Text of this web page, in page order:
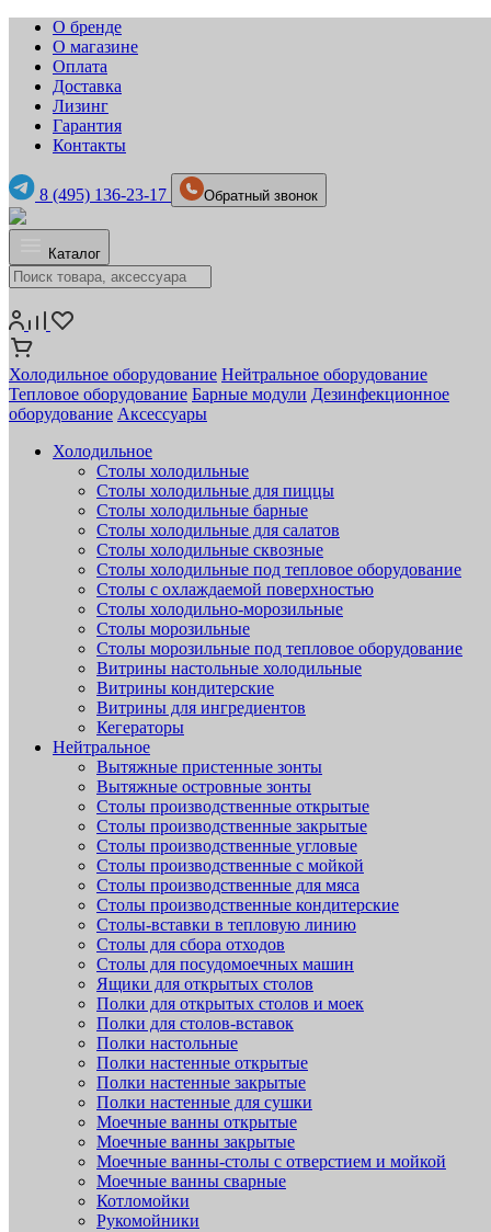
О бренде
О магазине
Оплата
Доставка
Лизинг
Гарантия
Контакты
8 (495) 136-23-17 Обратный звонок
Каталог
Холодильное оборудование Нейтральное оборудование
Тепловое оборудование Барные модули Дезинфекционное
оборудование Аксессуары
Холодильное
Столы холодильные
Столы холодильные для пиццы
Столы холодильные барные
Столы холодильные для салатов
Столы холодильные сквозные
Столы холодильные под тепловое оборудование
Столы с охлаждаемой поверхностью
Столы холодильно-морозильные
Столы морозильные
Столы морозильные под тепловое оборудование
Витрины настольные холодильные
Витрины кондитерские
Витрины для ингредиентов
Кегераторы
Нейтральное
Вытяжные пристенные зонты
Вытяжные островные зонты
Столы производственные открытые
Столы производственные закрытые
Столы производственные угловые
Столы производственные с мойкой
Столы производственные для мяса
Столы производственные кондитерские
Столы-вставки в тепловую линию
Столы для сбора отходов
Столы для посудомоечных машин
Ящики для открытых столов
Полки для открытых столов и моек
Полки для столов-вставок
Полки настольные
Полки настенные открытые
Полки настенные закрытые
Полки настенные для сушки
Моечные ванны открытые
Моечные ванны закрытые
Моечные ванны-столы с отверстием и мойкой
Моечные ванны сварные
Котломойки
Рукомойники